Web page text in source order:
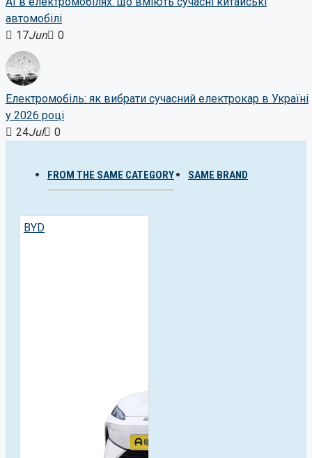
автомобілі
17Jun 0
Електромобіль: як вибрати сучасний електрокар в Україні
у 2026 році
24Jul 0
FROM THE SAME CATEGORY SAME BRAND
BYD